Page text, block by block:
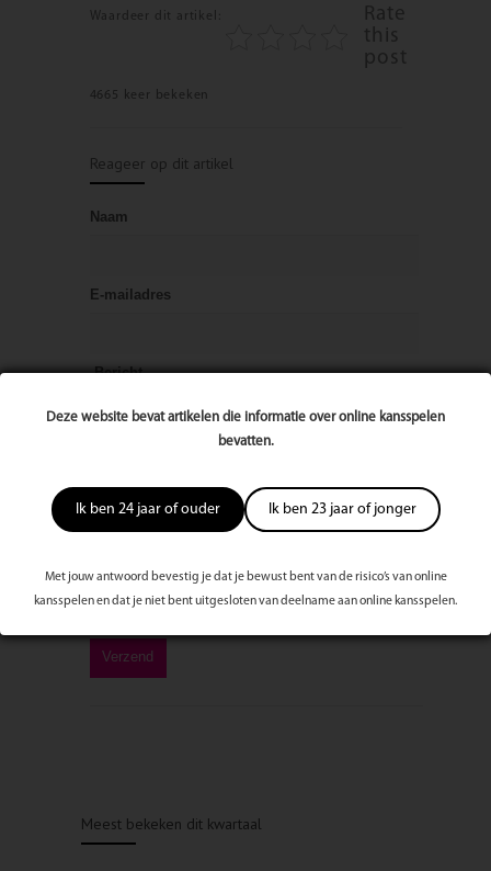
Deze website bevat artikelen die informatie over online kansspelen
bevatten.
Ik ben 24 jaar of ouder Ik ben 23 jaar of jonger
Met jouw antwoord bevestig je dat je bewust bent van de risico’s van online
kansspelen en dat je niet bent uitgesloten van deelname aan online kansspelen.
Waardeer dit artikel:
Rate
this
post
4665 keer bekeken
Reageer op dit artikel
Naam
E-mailadres
Bericht
Meest bekeken dit kwartaal